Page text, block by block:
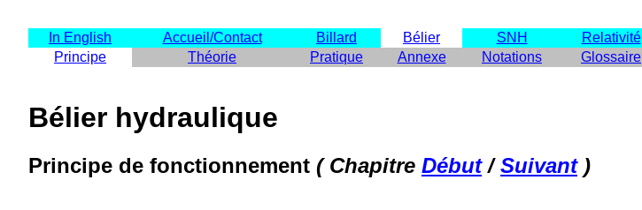
In English Accueil/Contact Billard Bélier SNH Relativité
Principe
Théorie Pratique Annexe Notations Glossaire
Bélier hydraulique
Principe de fonctionnement ( Chapitre Début/Suivant)